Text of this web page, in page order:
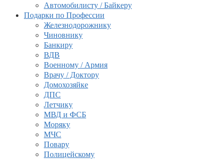
Автомобилисту / Байкеру
Подарки по Профессии
Железнодорожнику
Чиновнику
Банкиру
ВДВ
Военному / Армия
Врачу / Доктору
Домохозяйке
ДПС
Летчику
МВД и ФСБ
Моряку
МЧС
Повару
Полицейскому